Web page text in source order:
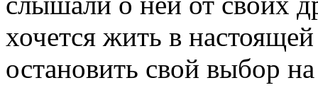
хочется жить в
остановить свой выбор